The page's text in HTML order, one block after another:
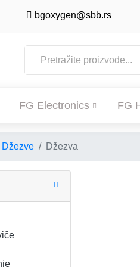
bgoxygen@sbb.rs
FG Electronics FG
Džezve Džezva